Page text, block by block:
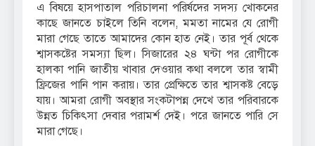
এ বিষয়ে হাসপাতাল পরিচালনা পরির্ষদের সদস্য খোকনের
কাছে জানতে চাইলে তিনি বলেন, মমতা নামের যে রোগী
মারা গেছে তাতে আমাদের কোন হাত নেই। তার পূর্ব থেকে
শ্বাসকষ্টের সমস্যা ছিল। সিজারের ২৪ ঘন্টা পর রোগীকে
হালকা পানি জাতীয় খাবার দেওয়ার কথা বললে তার স্বামী
ফ্রিজের পানি পান করায়। তার প্রেক্ষিতে তার শ্বাসকষ্ট বেড়ে
যায়। আমরা রোগী অবস্থার সংকটাপন্ন দেখে তার পরিবারকে
উন্নত চিকিৎসা দেবার পরামর্শ দেই। পরে জানতে পারি সে
মারা গেছে।